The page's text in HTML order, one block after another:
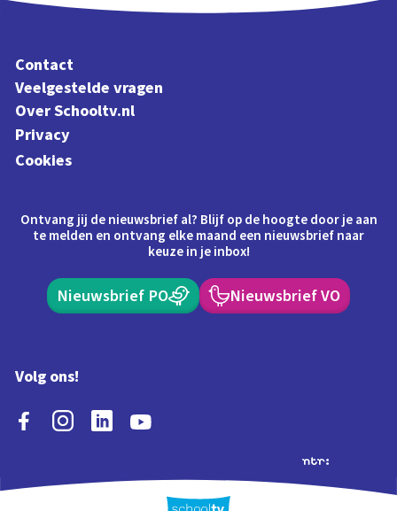
Contact
Veelgestelde vragen
Over Schooltv.nl
Privacy
Cookies
Ontvang jij de nieuwsbrief al? Blijf op de hoogte door je aan
te melden en ontvang elke maand een nieuwsbrief naar
keuze in je inbox!
Nieuwsbrief PO Nieuwsbrief VO
Volg ons!